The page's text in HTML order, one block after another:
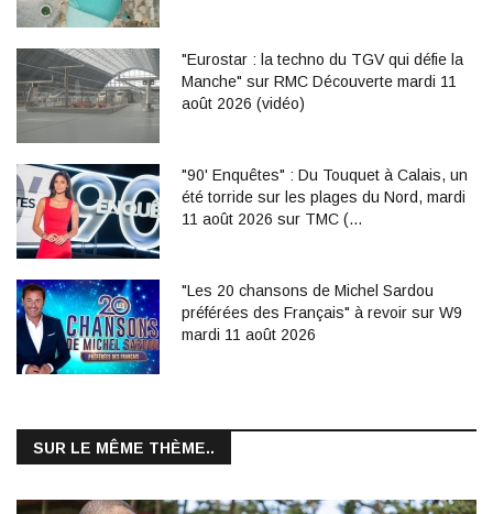
"Eurostar : la techno du TGV qui défie la
Manche" sur RMC Découverte mardi 11
août 2026 (vidéo)
"90' Enquêtes" : Du Touquet à Calais, un
été torride sur les plages du Nord, mardi
11 août 2026 sur TMC (…
"Les 20 chansons de Michel Sardou
préférées des Français" à revoir sur W9
mardi 11 août 2026
SUR LE MÊME THÈME..